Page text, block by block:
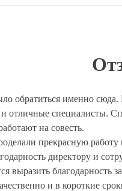
обратиться именно
отличные специалисты.
на совесть.
прекрасную
директору и
выразить благодарность
и в короткие